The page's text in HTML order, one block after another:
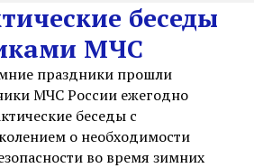
беседы
МЧС
праздники прошли
МЧС России ежегодно
беседы с
о необходимости
во время зимних